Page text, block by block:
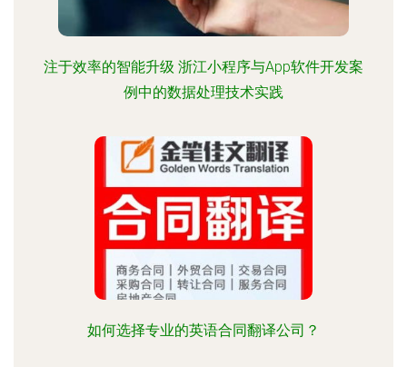
注于效率的智能升级 浙江小程序与App软件开发案
例中的数据处理技术实践
如何选择专业的英语合同翻译公司？